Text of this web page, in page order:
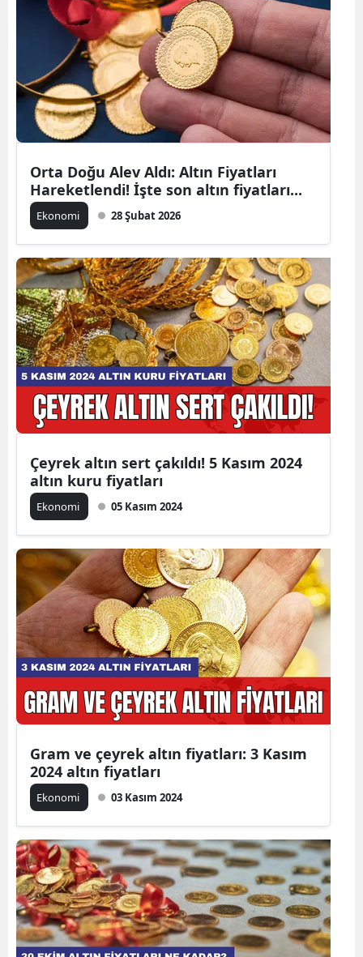
Orta Doğu Alev Aldı: Altın Fiyatları
Hareketlendi! İşte son altın fiyatları...
Ekonomi 28 Şubat 2026
Çeyrek altın sert çakıldı! 5 Kasım 2024
altın kuru fiyatları
Ekonomi 05 Kasım 2024
Gram ve çeyrek altın fiyatları: 3 Kasım
2024 altın fiyatları
Ekonomi 03 Kasım 2024